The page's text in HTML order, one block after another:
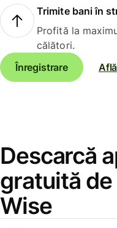
Trimite bani în
Profită la
călători.
Înregistrare
Descarcă
gratuită
Wise